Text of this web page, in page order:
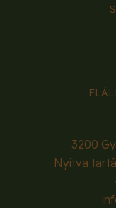
3200
Nyitva